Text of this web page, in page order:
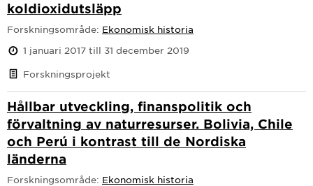
koldioxidutsläpp
Forskningsområde: Ekonomisk historia
1 januari 2017 till 31 december 2019
Forskningsprojekt
Hållbar utveckling, finanspolitik och
förvaltning av naturresurser. Bolivia, Chile
och Perú i kontrast till de Nordiska
länderna
Forskningsområde: Ekonomisk historia